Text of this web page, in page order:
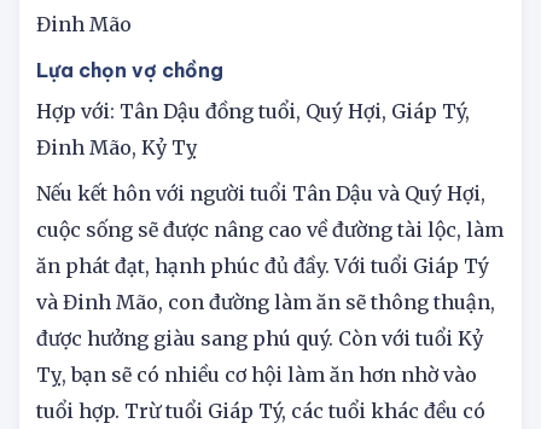
Hợp với: Tân Dậu đồng tuổi, Quý Hợi, Giáp Tý,
Đinh Mão
Lựa chọn vợ chồng
Hợp với: Tân Dậu đồng tuổi, Quý Hợi, Giáp Tý,
Đinh Mão, Kỷ Tỵ
Nếu kết hôn với người tuổi Tân Dậu và Quý Hợi,
cuộc sống sẽ được nâng cao về đường tài lộc, làm
ăn phát đạt, hạnh phúc đủ đầy. Với tuổi Giáp Tý
và Đinh Mão, con đường làm ăn sẽ thông thuận,
được hưởng giàu sang phú quý. Còn với tuổi Kỷ
Tỵ, bạn sẽ có nhiều cơ hội làm ăn hơn nhờ vào